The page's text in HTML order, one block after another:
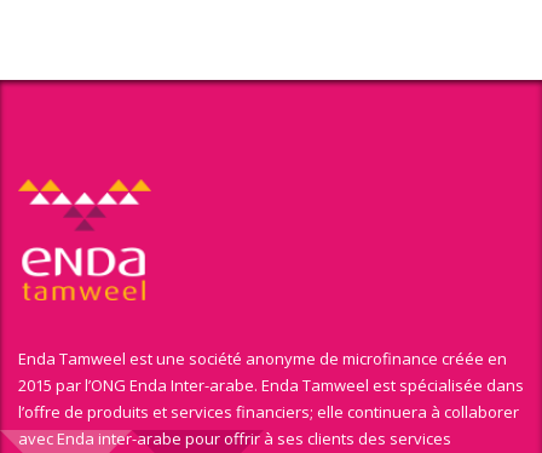
Enda Tamweel est une société anonyme de microfinance créée en
2015 par l’ONG Enda Inter-arabe. Enda Tamweel est spécialisée dans
l’offre de produits et services financiers; elle continuera à collaborer
avec Enda inter-arabe pour offrir à ses clients des services